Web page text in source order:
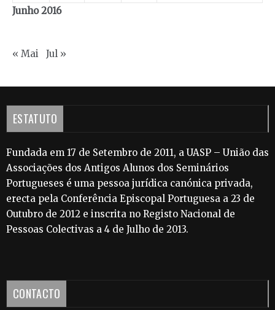
Junho 2016
« Mai Jul »
ESTATUTO
Fundada em 17 de Setembro de 2011, a UASP – União das
Associações dos Antigos Alunos dos Seminários
Portugueses é uma pessoa jurídica canónica privada,
erecta pela Conferência Episcopal Portuguesa a 23 de
Outubro de 2012 e inscrita no Registo Nacional de
Pessoas Colectivas a 4 de Julho de 2013.
CONTACTO